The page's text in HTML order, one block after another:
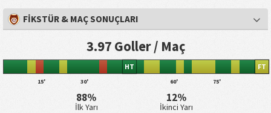
FİKSTÜR & MAÇ SONUÇLARI
3.97 Goller / Maç
15' 30'
HT
60' 75'
FT
88%
İlk Yarı
12%
İkinci Yarı